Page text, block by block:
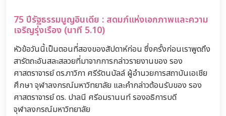
75 ปีรัฐธรรมนูญอินเดีย : สดมภ์แห่งเอกภาพและความ
เจริญรุ่งเรือง (นาที 5.10)
หัวข้อวันนี้เป็นตอนที่สองของสัปดาห์ก่อน ซึ่งครั้งก่อนเราพูดถึง
สารัตถะอันสละสลวยที่มาจากการกล่าวรายงานของ รอง
ศาสตราจารย์ ดร.ภาวิกา ศรีรัตนบัลล์ ผู้อำนวยการสถาบันเอเชีย
ศึกษา จุฬาลงกรณ์มหาวิทยาลัย และคำกล่าวต้อนรับของ รอง
ศาสตราจารย์ ดร. ปาลนี ศรีอมรานนท์ รองอธิการบดี
จุฬาลงกรณ์มหาวิทยาลัย